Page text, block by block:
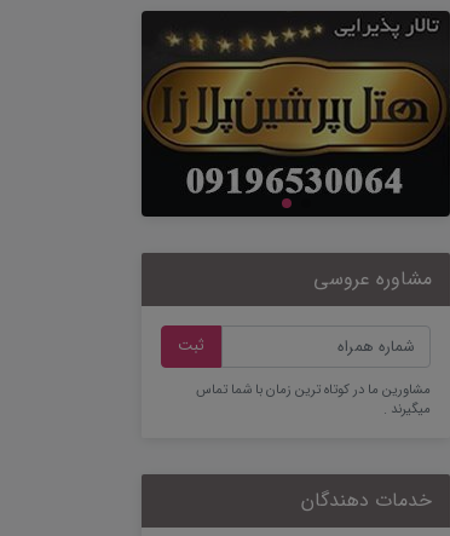
مشاوره عروسی
ثبت
مشاورین ما در کوتاه ترین زمان با شما تماس
میگیرند .
خدمات دهندگان